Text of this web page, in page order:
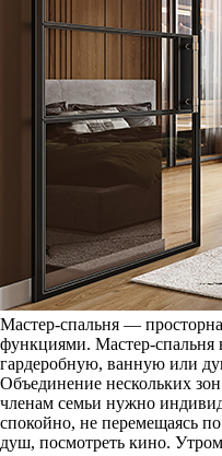
Мастер-спальня —
функциями. Мастер-спальня
гардеробную, ванную или
Объединение нескольких
членам семьи нужно
спокойно, не перемещаясь
душ, посмотреть кино.